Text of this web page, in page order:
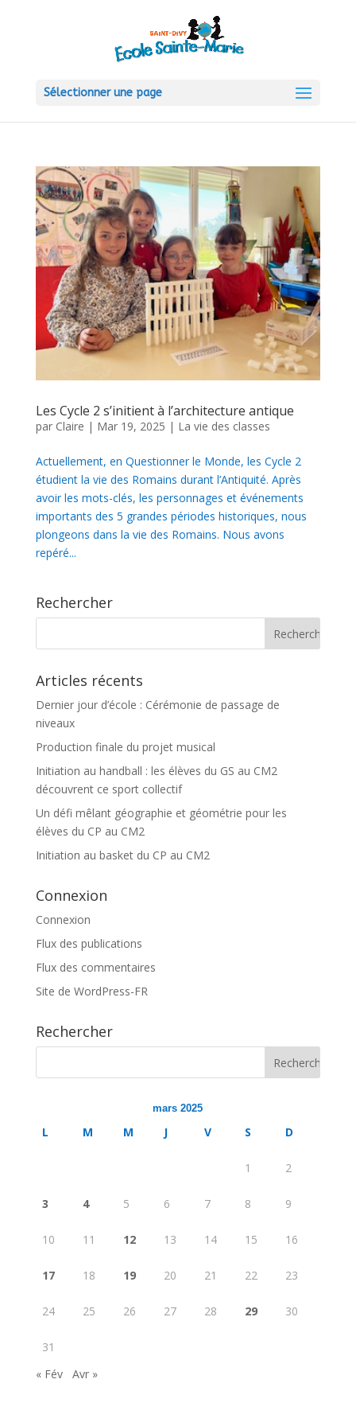
Sélectionner une page
Les Cycle 2 s’initient à l’architecture antique
par Claire | Mar 19, 2025 | La vie des classes
Actuellement, en Questionner le Monde, les Cycle 2
étudient la vie des Romains durant l’Antiquité. Après
avoir les mots-clés, les personnages et événements
importants des 5 grandes périodes historiques, nous
plongeons dans la vie des Romains. Nous avons
repéré...
Rechercher
Articles récents
Dernier jour d’école : Cérémonie de passage de
niveaux
Production finale du projet musical
Initiation au handball : les élèves du GS au CM2
découvrent ce sport collectif
Un défi mêlant géographie et géométrie pour les
élèves du CP au CM2
Initiation au basket du CP au CM2
Connexion
Connexion
Flux des publications
Flux des commentaires
Site de WordPress-FR
Rechercher
mars 2025
L M M J V S D
1 2
3 4 5 6 7 8 9
10 11 12 13 14 15 16
17 18 19 20 21 22 23
24 25 26 27 28 29 30
31
« Fév
Avr »